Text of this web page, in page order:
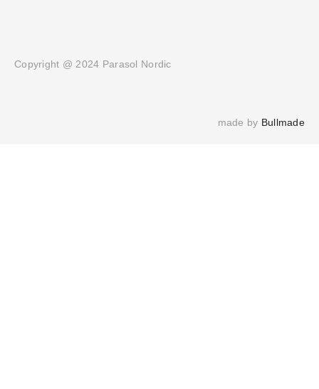
Copyright @ 2024 Parasol Nordic
made by Bullmade